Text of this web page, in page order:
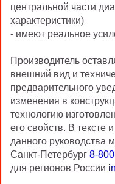
центральной части
характеристики)
- имеют реальное
Производитель
внешний вид и
предварительного
изменения в
технологию
его свойств. В тексте
данного руководства
Санкт-Петербург 8-
для регионов России